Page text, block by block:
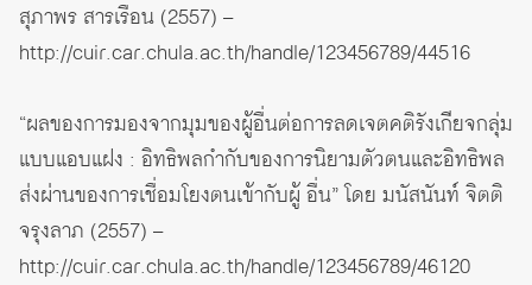
สุภาพร สารเรือน (2557) –
http://cuir.car.chula.ac.th/handle/123456789/44516
“ผลของการมองจากมุมของผู้อื่นต่อการลดเจตคติรังเกียจกลุ่ม
แบบแอบแฝง : อิทธิพลกำกับของการนิยามตัวตนและอิทธิพล
ส่งผ่านของการเชื่อมโยงตนเข้ากับผู้ อื่น” โดย มนัสนันท์ จิตติ
จรุงลาภ (2557) –
http://cuir.car.chula.ac.th/handle/123456789/46120